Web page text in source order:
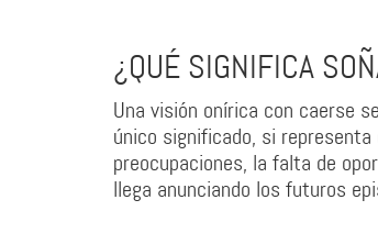
¿QUÉ SIGNIFICA
Una visión onírica con caerse
único significado, si
preocupaciones, la falta de
llega anunciando los futuros